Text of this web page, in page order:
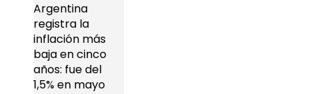
Argentina
registra la
inflación más
baja en cinco
años: fue del
1,5% en mayo